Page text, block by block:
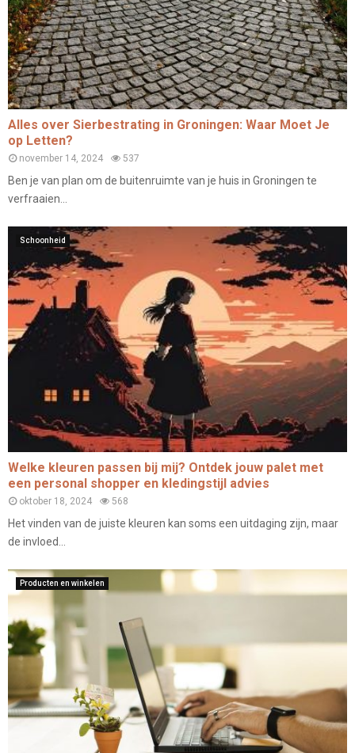
Alles over Sierbestrating in Groningen: Waar Moet Je
op Letten?
november 14, 2024 537
Ben je van plan om de buitenruimte van je huis in Groningen te
verfraaien...
Schoonheid
Welke kleuren passen bij mij? Ontdek jouw palet met
een personal shopper en kledingstijl advies
oktober 18, 2024 568
Het vinden van de juiste kleuren kan soms een uitdaging zijn, maar
de invloed...
Producten en winkelen